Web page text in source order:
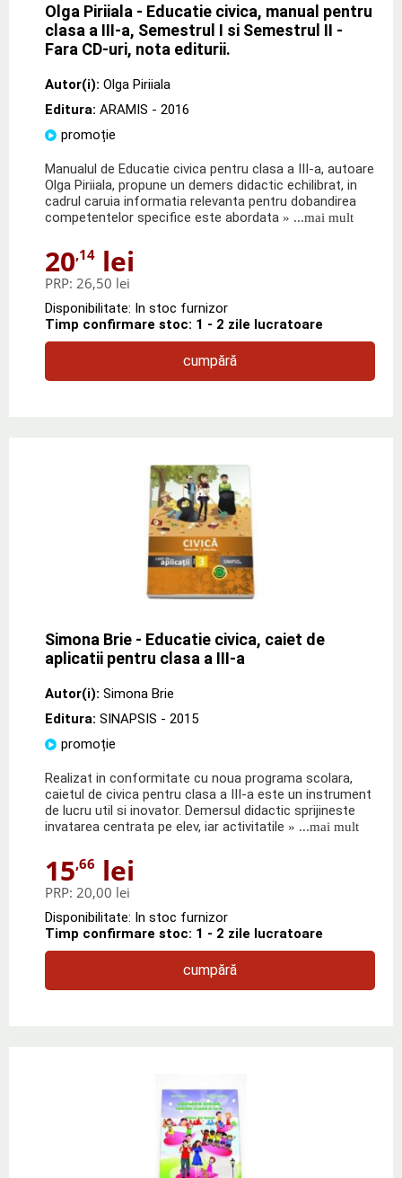
Olga Piriiala - Educatie civica, manual pentru
clasa a III-a, Semestrul I si Semestrul II -
Fara CD-uri, nota editurii.
Autor(i): Olga Piriiala
Editura: ARAMIS - 2016
promoție
Manualul de Educatie civica pentru clasa a III-a, autoare
Olga Piriiala, propune un demers didactic echilibrat, in
cadrul caruia informatia relevanta pentru dobandirea
competentelor specifice este abordata » ...mai mult
20,14 lei
PRP: 26,50 lei
Disponibilitate: In stoc furnizor
Timp confirmare stoc: 1 - 2 zile lucratoare
cumpără
Simona Brie - Educatie civica, caiet de
aplicatii pentru clasa a III-a
Autor(i): Simona Brie
Editura: SINAPSIS - 2015
promoție
Realizat in conformitate cu noua programa scolara,
caietul de civica pentru clasa a III-a este un instrument
de lucru util si inovator. Demersul didactic sprijineste
invatarea centrata pe elev, iar activitatile » ...mai mult
15,66 lei
PRP: 20,00 lei
Disponibilitate: In stoc furnizor
Timp confirmare stoc: 1 - 2 zile lucratoare
cumpără